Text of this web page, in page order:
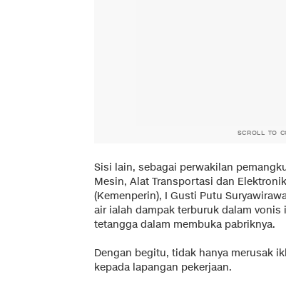
SCROLL TO
Sisi lain, sebagai perwakilan
Mesin, Alat Transportasi dan
(Kemenperin), I Gusti Putu
air ialah dampak terburuk dalam
tetangga dalam membuka pabriknya.
Dengan begitu, tidak hanya merusak
kepada lapangan pekerjaan.